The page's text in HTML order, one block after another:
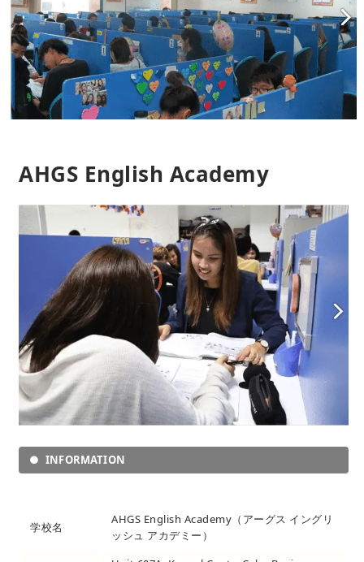
AHGS English Academy
INFORMATION
学校名
AHGS English Academy（アーグス イングリ
ッシュ アカデミー）